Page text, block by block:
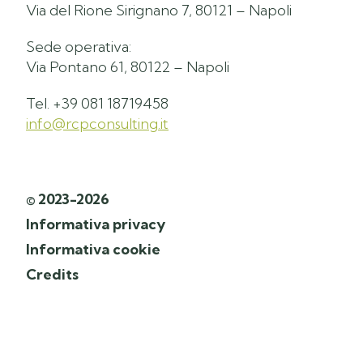
Via del Rione Sirignano 7, 80121 – Napoli
Sede operativa:
Via Pontano 61, 80122 – Napoli
Tel. +39 081 18719458
info@rcpconsulting.it
© 2023-2026
Informativa privacy
Informativa cookie
Credits